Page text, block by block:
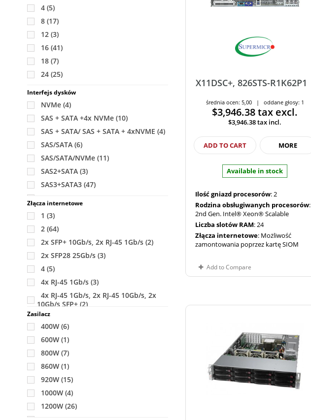
4 (5)
8 (17)
12 (3)
16 (41)
18 (7)
24 (25)
Interfejs dysków
NVMe (4)
SAS + SATA +4x NVMe (10)
SAS + SATA/ SAS + SATA + 4xNVME (4)
SAS/SATA (6)
SAS/SATA/NVMe (11)
SAS2+SATA (3)
SAS3+SATA3 (47)
SATA/NVMe/SAS
SATA/SAS/NVMe
Złącza internetowe
1 (3)
2 (64)
2x SFP+ 10Gb/s, 2x RJ-45 1Gb/s (2)
2x SFP28 25Gb/s (3)
4 (5)
4x RJ-45 1Gb/s (3)
4x RJ-45 1Gb/s, 2x RJ-45 10Gb/s, 2x
10Gb/s SFP+ (2)
4x SFP+ 10Gb/s
Możliwość zamontowania poprzez
kartę AIOM
Możliwość zamontowania poprzez
kartę SIOM
Zasilacz
400W (6)
600W (1)
800W (7)
860W (1)
920W (15)
1000W (4)
1200W (26)
X11DSC+, 826STS-R1K62P1
średnia ocen: 5,00 | oddane głosy: 1
$3,946.38tax excl.
$3,946.38tax incl.
ADD TO CART MORE
Available in stock
Ilość gniazd procesorów: 2
Rodzina obsługiwanych procesorów:
2nd Gen. Intel® Xeon® Scalable
Liczba slotów RAM: 24
Złącza internetowe: Możliwość
zamontowania poprzez kartę SIOM
Add to Compare